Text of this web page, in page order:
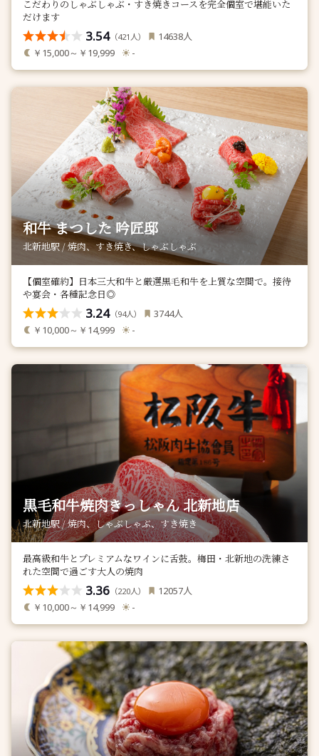
こだわりのしゃぶしゃぶ・すき焼きコースを完全個室で堪能いた
だけます
3.54（421 人） 14638人
￥15,000～￥19,999 -
和牛 まつした 吟匠邸
北新地駅 / 焼肉、すき焼き、しゃぶしゃぶ
【個室確約】日本三大和牛と厳選黒毛和牛を上質な空間で。接待
や宴会・各種記念日◎
3.24（94人） 3744人
￥10,000～￥14,999 -
黒毛和牛焼肉きっしゃん 北新地店
北新地駅 / 焼肉、しゃぶしゃぶ、すき焼き
最高級和牛とプレミアムなワインに舌鼓。梅田・北新地の洗練さ
れた空間で過ごす大人の焼肉
3.36 （220人） 12057人
￥10,000～￥14,999 -